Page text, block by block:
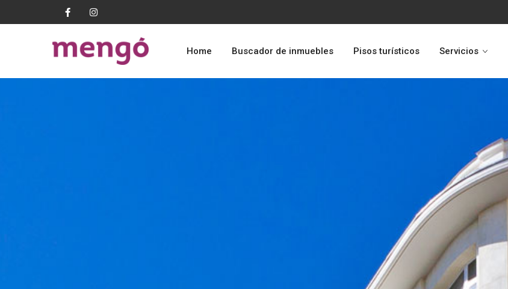
Home Buscador de inmuebles Pisos turísticos Servicios